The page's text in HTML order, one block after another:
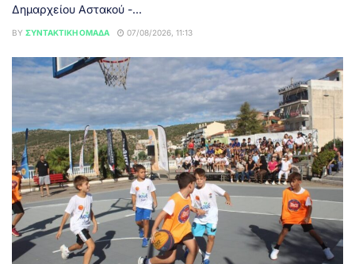
Δημαρχείου Αστακού -...
BY ΣΥΝΤΑΚΤΙΚΉ ΟΜΆΔΑ 07/08/2026, 11:13